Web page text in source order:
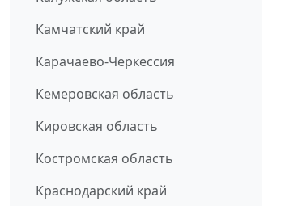
Камчатский край
Карачаево-Черкессия
Кемеровская область
Кировская область
Костромская область
Краснодарский край